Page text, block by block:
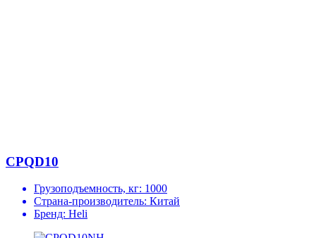
CPQD10
Грузоподъемность, кг: 1000
Страна-производитель: Китай
Бренд: Heli